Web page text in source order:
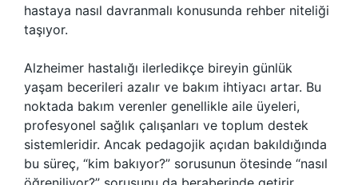
hastaya nasıl davranmalı konusunda rehber niteliği
taşıyor.
Alzheimer hastalığı ilerledikçe bireyin günlük
yaşam becerileri azalır ve bakım ihtiyacı artar. Bu
noktada bakım verenler genellikle aile üyeleri,
profesyonel sağlık çalışanları ve toplum destek
sistemleridir. Ancak pedagojik açıdan bakıldığında
bu süreç, “kim bakıyor?” sorusunun ötesinde “nasıl